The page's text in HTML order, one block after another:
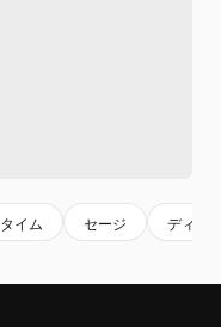
タイム セージ ディル